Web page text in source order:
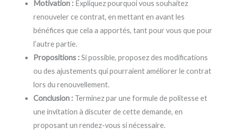
Motivation : Expliquez pourquoi vous souhaitez
renouveler ce contrat, en mettant en avant les
bénéfices que cela a apportés, tant pour vous que pour
l’autre partie.
Propositions :Si possible, proposez des modifications
ou des ajustements qui pourraient améliorer le contrat
lors du renouvellement.
Conclusion : Terminez par une formule de politesse et
une invitation à discuter de cette demande, en
proposant un rendez-vous si nécessaire.